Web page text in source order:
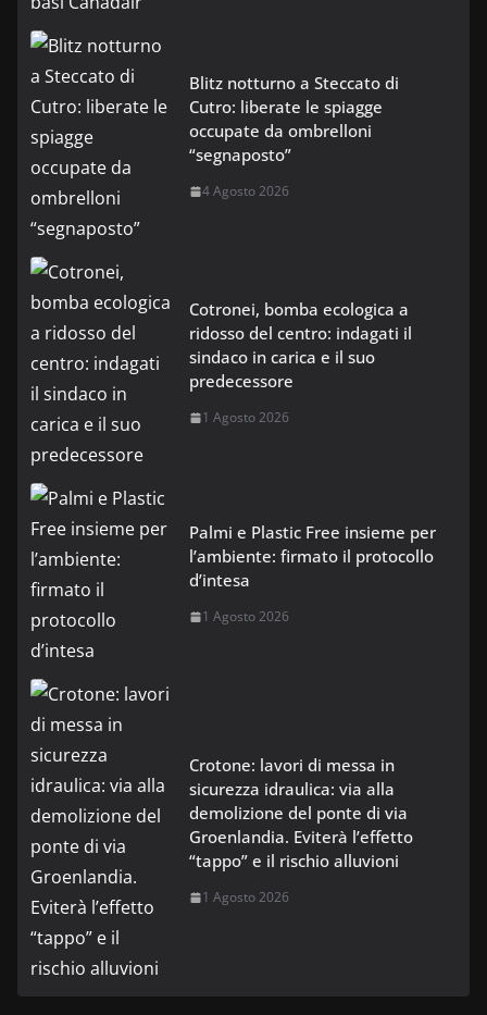
Blitz notturno a Steccato di
Cutro: liberate le spiagge
occupate da ombrelloni
“segnaposto”
4 Agosto 2026
Cotronei, bomba ecologica a
ridosso del centro: indagati il
sindaco in carica e il suo
predecessore
1 Agosto 2026
Palmi e Plastic Free insieme per
l’ambiente: firmato il protocollo
d’intesa
1 Agosto 2026
Crotone: lavori di messa in
sicurezza idraulica: via alla
demolizione del ponte di via
Groenlandia. Eviterà l’effetto
“tappo” e il rischio alluvioni
1 Agosto 2026